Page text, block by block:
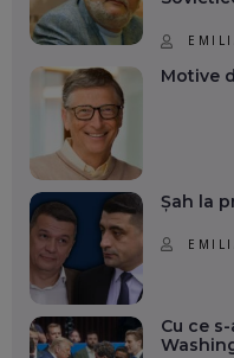
Motive
Șah la
Cu ce